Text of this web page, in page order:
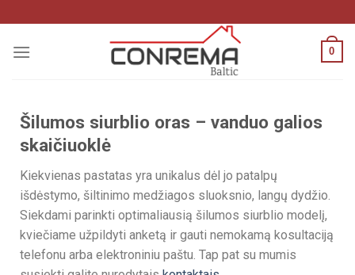
0
Šilumos siurblio oras – vanduo galios
skaičiuoklė
Kiekvienas pastatas yra unikalus dėl jo patalpų
išdėstymo, šiltinimo medžiagos sluoksnio, langų dydžio.
Siekdami parinkti optimaliausią šilumos siurblio modelį,
kviečiame užpildyti anketą ir gauti nemokamą kosultaciją
telefonu arba elektroniniu paštu. Tap pat su mumis